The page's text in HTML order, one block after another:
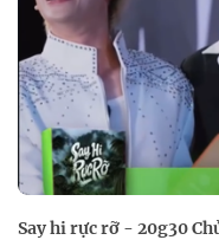
Say hi rực rỡ - 20g30